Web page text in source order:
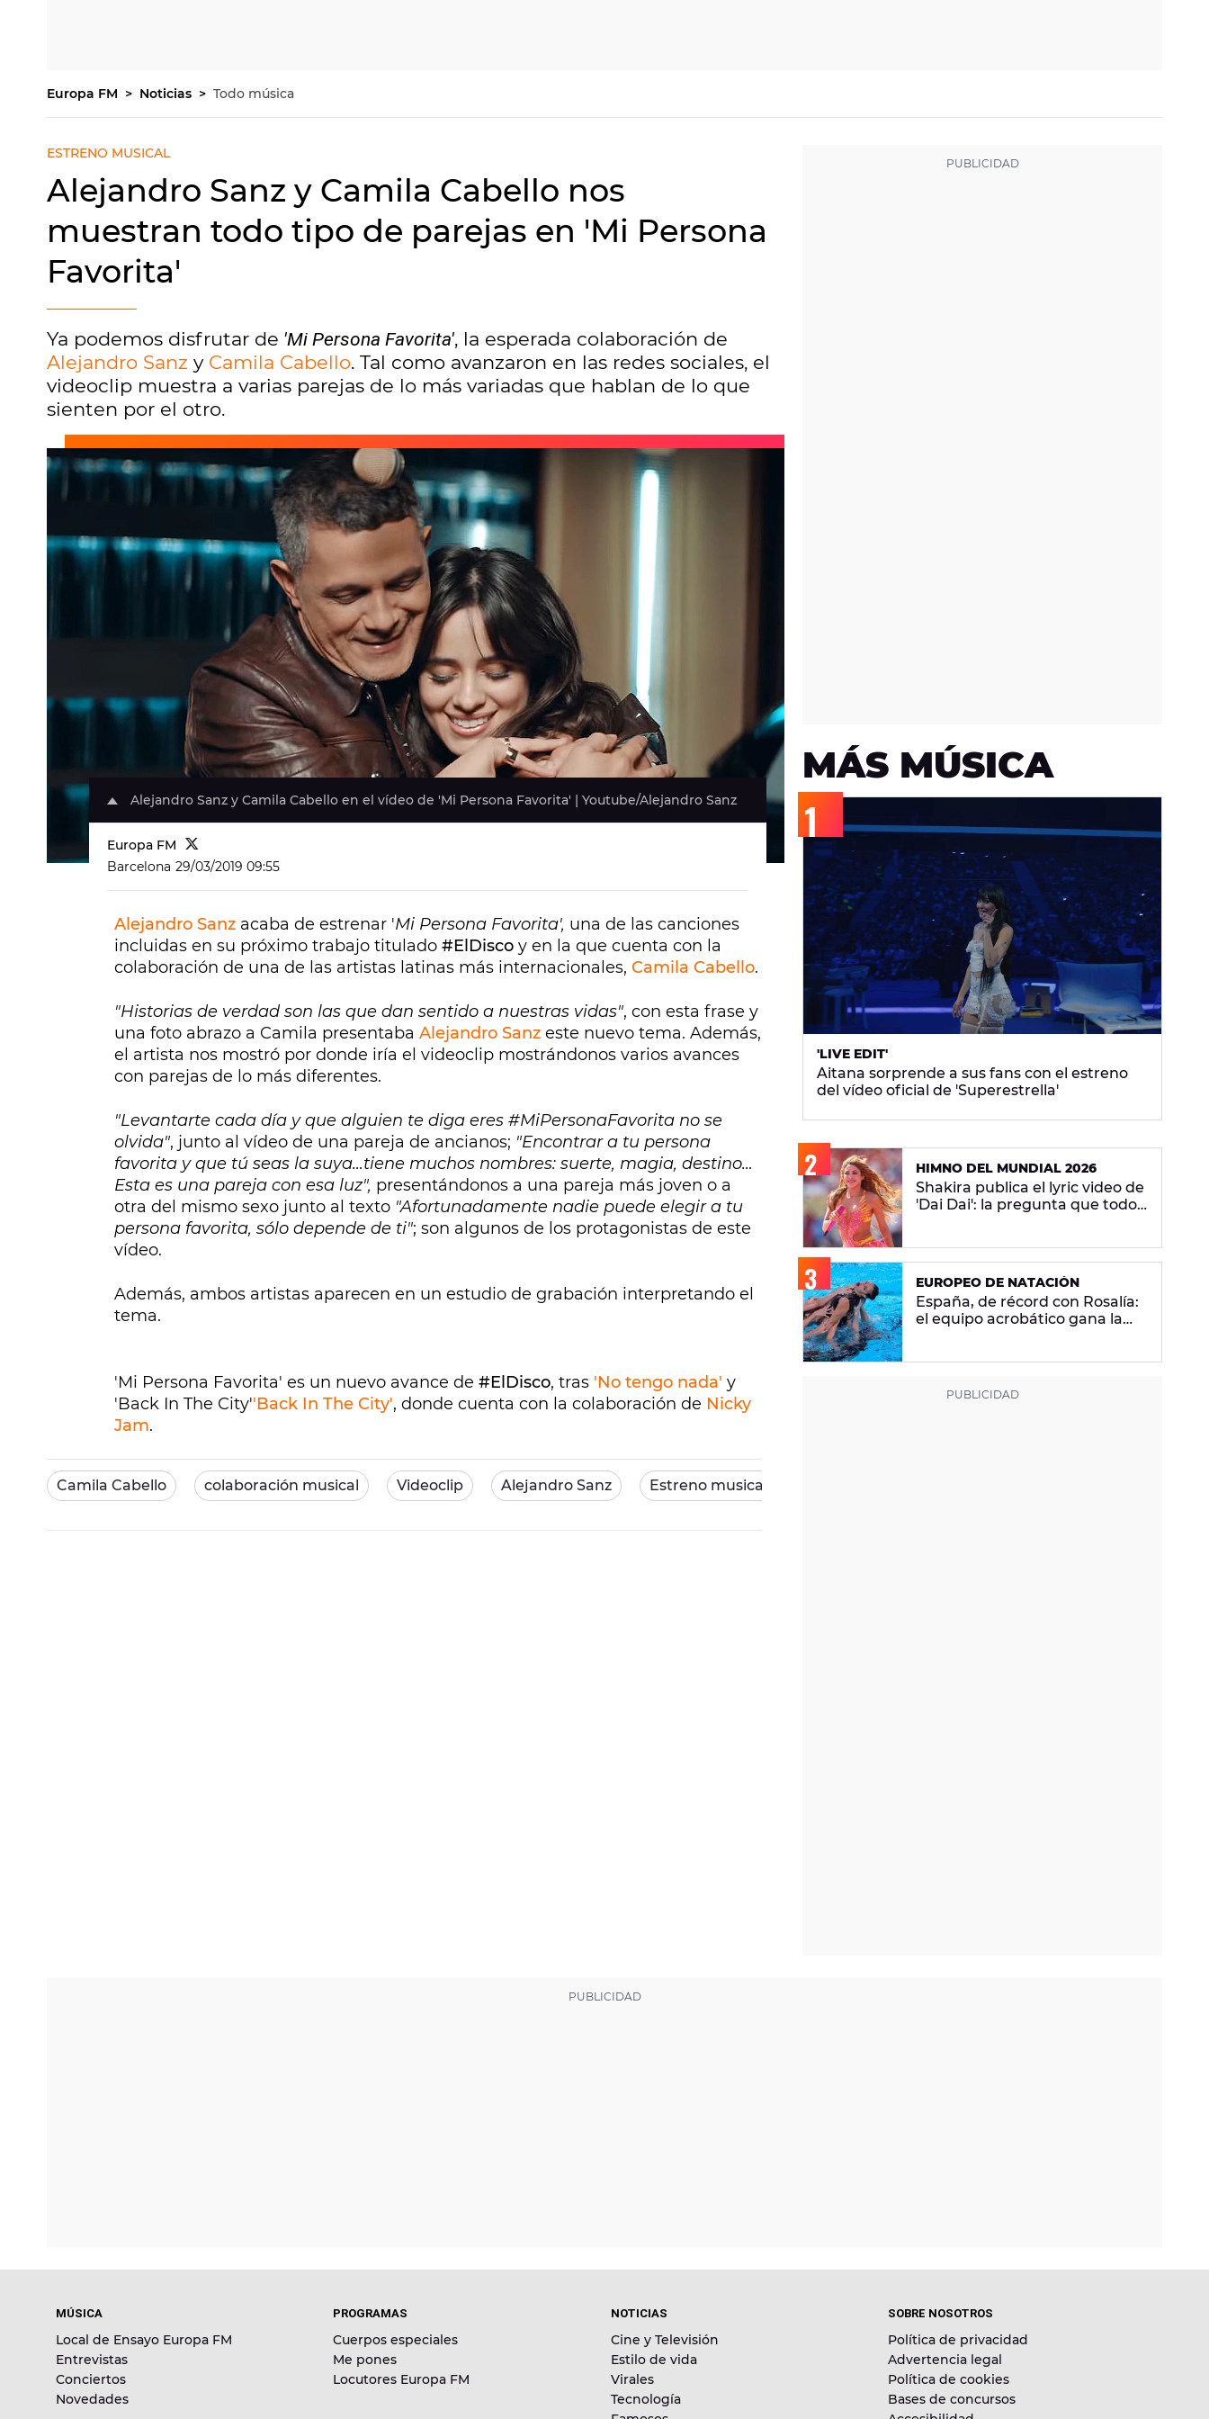
Europa FM Noticias Todo música
ESTRENO MUSICAL
Alejandro Sanz y Camila Cabello nos
muestran todo tipo de parejas en 'Mi Persona
Favorita'
Ya podemos disfrutar de 'Mi Persona Favorita', la esperada colaboración de
Alejandro Sanz y Camila Cabello. Tal como avanzaron en las redes sociales, el
videoclip muestra a varias parejas de lo más variadas que hablan de lo que
sienten por el otro.
Alejandro Sanz y Camila Cabello en el vídeo de 'Mi Persona Favorita' | Youtube/Alejandro Sanz
Europa FM
Barcelona 29/03/2019 09:55
Alejandro Sanz acaba de estrenar 'Mi Persona Favorita', una de las canciones
incluidas en su próximo trabajo titulado #ElDisco y en la que cuenta con la
colaboración de una de las artistas latinas más internacionales, Camila Cabello.
"Historias de verdad son las que dan sentido a nuestras vidas", con esta frase y
una foto abrazo a Camila presentaba Alejandro Sanz este nuevo tema. Además,
el artista nos mostró por donde iría el videoclip mostrándonos varios avances
con parejas de lo más diferentes.
"Levantarte cada día y que alguien te diga eres #MiPersonaFavorita no se
olvida", junto al vídeo de una pareja de ancianos; "Encontrar a tu persona
favorita y que tú seas la suya…tiene muchos nombres: suerte, magia, destino…
Esta es una pareja con esa luz", presentándonos a una pareja más joven o a
otra del mismo sexo junto al texto "Afortunadamente nadie puede elegir a tu
persona favorita, sólo depende de ti"; son algunos de los protagonistas de este
vídeo.
Además, ambos artistas aparecen en un estudio de grabación interpretando el
tema.
'Mi Persona Favorita' es un nuevo avance de #ElDisco, tras 'No tengo nada' y
'Back In The City''Back In The City', donde cuenta con la colaboración de Nicky
Jam.
Camila Cabello colaboración musical Videoclip Alejandro Sanz Estreno musical
MÁS MÚSICA
'LIVE EDIT'
Aitana sorprende a sus fans con el estreno
del vídeo oficial de 'Superestrella'
HIMNO DEL MUNDIAL 2026
Shakira publica el lyric video de
'Dai Dai': la pregunta que todos
EUROPEO DE NATACIÓN
España, de récord con Rosalía:
el equipo acrobático gana la
MÚSICA
Local de Ensayo Europa FM
Entrevistas
Conciertos
Novedades
PROGRAMAS
Cuerpos especiales
Me pones
Locutores Europa FM
NOTICIAS
Cine y Televisión
Estilo de vida
Virales
Tecnología
SOBRE NOSOTROS
Política de privacidad
Advertencia legal
Política de cookies
Bases de concursos